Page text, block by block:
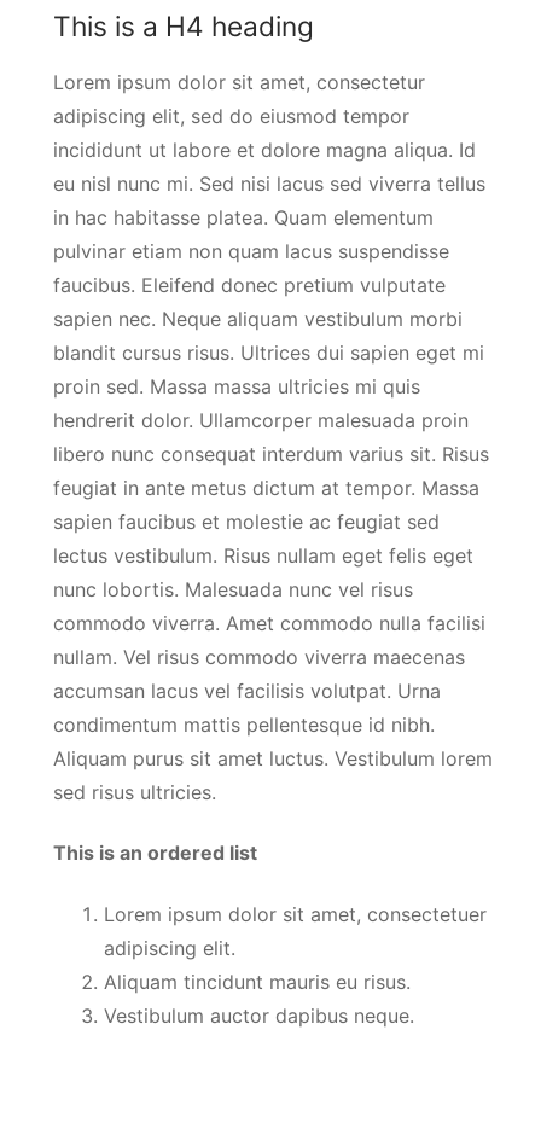
This is a H4 heading
Lorem ipsum dolor sit amet, consectetur
adipiscing elit, sed do eiusmod tempor
incididunt ut labore et dolore magna aliqua. Id
eu nisl nunc mi. Sed nisi lacus sed viverra tellus
in hac habitasse platea. Quam elementum
pulvinar etiam non quam lacus suspendisse
faucibus. Eleifend donec pretium vulputate
sapien nec. Neque aliquam vestibulum morbi
blandit cursus risus. Ultrices dui sapien eget mi
proin sed. Massa massa ultricies mi quis
hendrerit dolor. Ullamcorper malesuada proin
libero nunc consequat interdum varius sit. Risus
feugiat in ante metus dictum at tempor. Massa
sapien faucibus et molestie ac feugiat sed
lectus vestibulum. Risus nullam eget felis eget
nunc lobortis. Malesuada nunc vel risus
commodo viverra. Amet commodo nulla facilisi
nullam. Vel risus commodo viverra maecenas
accumsan lacus vel facilisis volutpat. Urna
condimentum mattis pellentesque id nibh.
Aliquam purus sit amet luctus. Vestibulum lorem
sed risus ultricies.
This is an ordered list
Lorem ipsum dolor sit amet, consectetuer
adipiscing elit.
Aliquam tincidunt mauris eu risus.
Vestibulum auctor dapibus neque.